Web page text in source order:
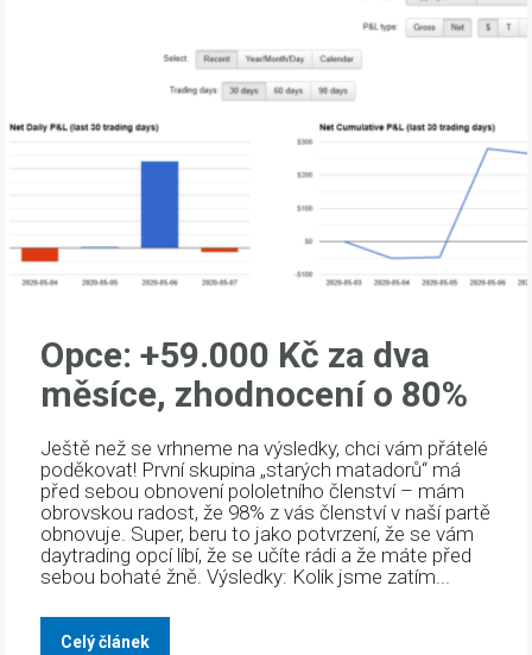
Opce: +59.000 Kč za dva
měsíce, zhodnocení o 80%
Ještě než se vrhneme na výsledky, chci vám přátelé
poděkovat! První skupina „starých matadorů“ má
před sebou obnovení pololetního členství – mám
obrovskou radost, že 98% z vás členství v naší partě
obnovuje. Super, beru to jako potvrzení, že se vám
daytrading opcí líbí, že se učíte rádi a že máte před
sebou bohaté žně. Výsledky: Kolik jsme zatím...
Celý článek